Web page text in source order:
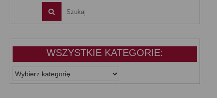
WSZYSTKIE KATEGORIE:
WSZYSTKIE
KATEGORIE: